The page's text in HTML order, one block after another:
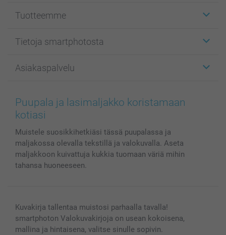
Tuotteemme
Kuvakortit
Kuvakirjat
Valokuvat, Julisteet & Taskukirjat
Kännykkä & Tabletti
Kuvakalenterit & Päivyrit
Valokuvakehykset & Lisätarvikkeet
Lahjakortti
Tietoja smartphotosta
Affiliate ohjelma
Evästekäytäntö
Sivukartta
Investor Relations
Asiakaspalvelu
100% tyytyväisyystakuu
smartbonus
Tilausten tila
Puupala ja lasimaljakko koristamaan
kotiasi
Muistele suosikkihetkiäsi tässä puupalassa ja
maljakossa olevalla tekstillä ja valokuvalla. Aseta
maljakkoon kuivattuja kukkia tuomaan väriä mihin
tahansa huoneeseen.
Kuvakirja tallentaa muistosi parhaalla tavalla!
smartphoton Valokuvakirjoja on usean kokoisena,
mallina ja hintaisena, valitse sinulle sopivin.